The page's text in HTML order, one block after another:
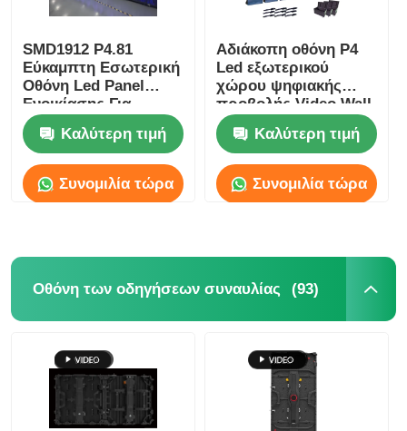
Σχετικά με εμάς
Ξενάγηση στο Εργοστάσιο
Ποιοτικός έλεγχος
Ζητήστε μια προσφορά
SMD1912 P4.81
Εύκαμπτη Εσωτερική
Οθόνη Led Panel
Ενοικίασης Για
Διαφήμιση
Εκδηλώσεων
Καλύτερη τιμή
Συνομιλία τώρα
Αδιάκοπη οθόνη P4
Led εξωτερικού
χώρου ψηφιακής
προβολής Video Wall
για διαφήμιση,
ελαφριάΚαλύτερη τιμή
Συνομιλία τώρα
Οθόνη των οδηγήσεων συναυλίας (93)